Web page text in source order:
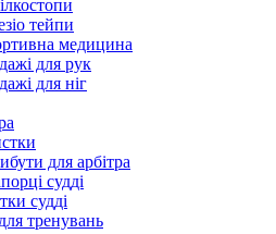
тейпи
медицина
для рук
для ніг
для арбітра
судді
судді
тренувань